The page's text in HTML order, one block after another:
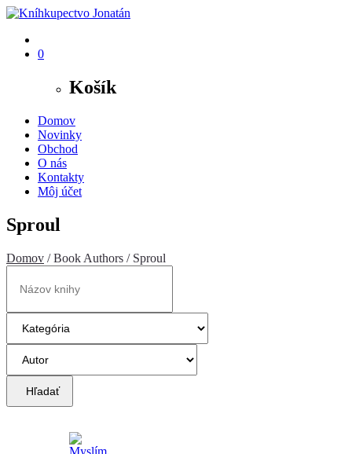
0
Košík
Domov
Novinky
Obchod
O nás
Kontakty
Môj účet
Sproul
Domov / Book Authors / Sproul
Hľadať